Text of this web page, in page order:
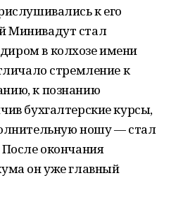
к его
Минивадут стал
в колхозе имени
стремление к
к познанию
бухгалтерские курсы,
ношу — стал
окончания
он уже главный